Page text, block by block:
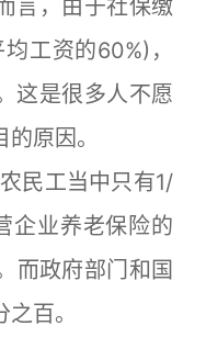
言，由于社保缴
工资的60%)，
这是很多人不愿
原因。
工当中只有1/
企业养老保险的
而政府部门和国
百。